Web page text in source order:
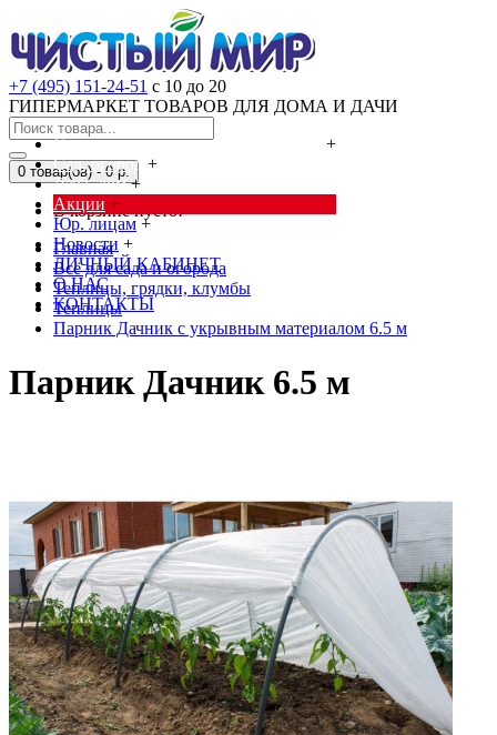
+7 (495) 151-24-51 с 10 до 20
ГИПЕРМАРКЕТ ТОВАРОВ ДЛЯ ДОМА И ДАЧИ
Cредства от насекомых и грызунов
+
Сад, огород +
Дача, дом +
Акции +
Юр. лицам +
Новости +
ЛИЧНЫЙ КАБИНЕТ
О НАС
КОНТАКТЫ
0 товар(ов) - 0 р.
В корзине пусто!
Главная
Всё для сада и огорода
Теплицы, грядки, клумбы
Теплицы
Парник Дачник с укрывным материалом 6.5 м
Парник Дачник 6.5 м